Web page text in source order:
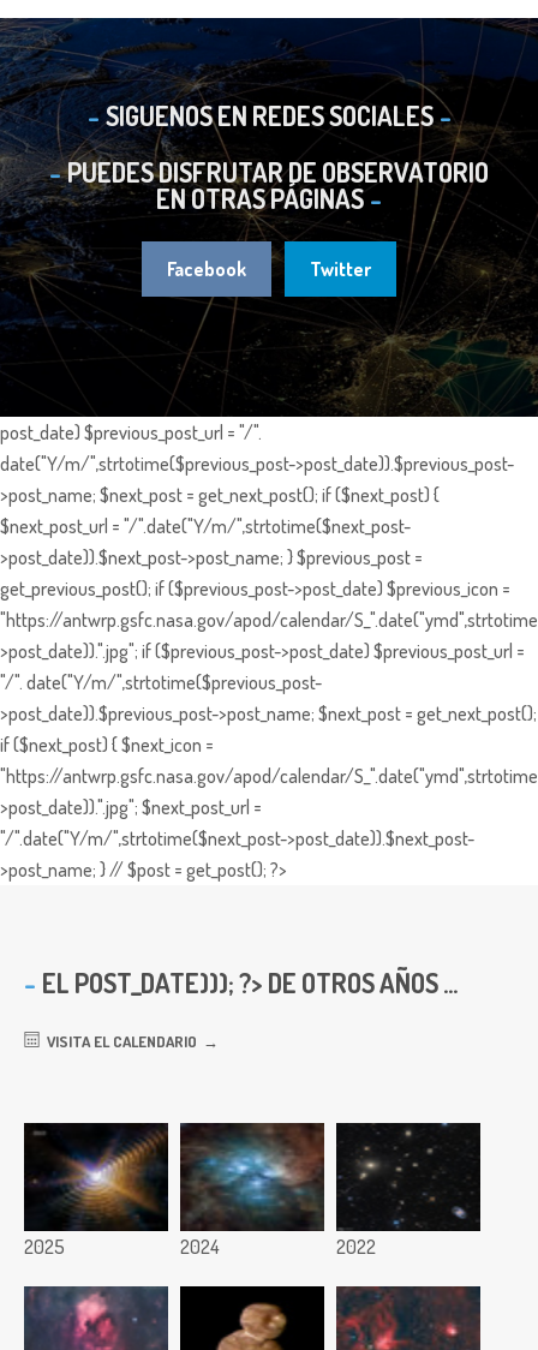
SIGUENOS EN REDES SOCIALES
PUEDES DISFRUTAR DE OBSERVATORIO
EN OTRAS PÁGINAS
Facebook Twitter
post_date) $previous_post_url = "/".
date("Y/m/",strtotime($previous_post->post_date)).$previous_post-
>post_name; $next_post = get_next_post(); if ($next_post) {
$next_post_url = "/".date("Y/m/",strtotime($next_post-
>post_date)).$next_post->post_name; } $previous_post =
get_previous_post(); if ($previous_post->post_date) $previous_icon =
"https://antwrp.gsfc.nasa.gov/apod/calendar/
>post_date)).".jpg"; if ($previous_post->post_date) $previous_post_url =
"/". date("Y/m/",strtotime($previous_post-
>post_date)).$previous_post->post_name; $next_post = get_next_post();
if ($next_post) { $next_icon =
"https://antwrp.gsfc.nasa.gov/apod/calendar/
>post_date)).".jpg"; $next_post_url =
"/".date("Y/m/",strtotime($next_post->post_date)).$next_post-
>post_name; } // $post = get_post(); ?>
EL POST_DATE))); ?> DE OTROS AÑOS ...
VISITA EL CALENDARIO
2025 2024 2022